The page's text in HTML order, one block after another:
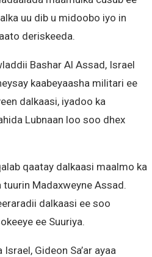
uu dib u midoobo iyo in
deriskeeda.
Bashar Al Assad, Israel
kaabeyaasha militari ee
dalkaasi, iyadoo ka
Lubnaan loo soo dhex
qaatay dalkaasi maalmo ka
Madaxweyne Assad.
dalkaasi ee soo
ee Suuriya.
Gideon Sa’ar ayaa